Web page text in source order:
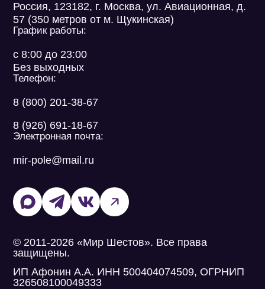
Россия, 123182, г. Москва, ул. Авиационная, д.
57 (350 метров от м. Щукинская)
График работы:
с 8:00 до 23:00
Без выходных
Телефон:
8 (800) 201-38-67
8 (926) 691-18-67
Электронная почта:
mir-pole@mail.ru
© 2011-2026 «Мир Шестов». Все права
защищены.
ИП Афонин А.А. ИНН 500404074509, ОГРНИП
326508100049333